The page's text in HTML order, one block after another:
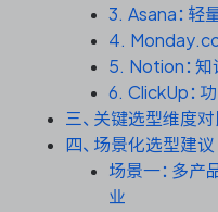
资源和工时管理
服务台和工单管理
IPD 研发管理
3. Asana：轻
4.
5. Notion：知
6. ClickUp：
三、关键选型维度
四、场景化选型建议
场景一：多产
业